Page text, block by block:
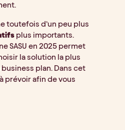
toutefois d’un peu plus
plus importants.
SASU en 2025 permet
la solution la plus
plan. Dans cet
prévoir afin de vous